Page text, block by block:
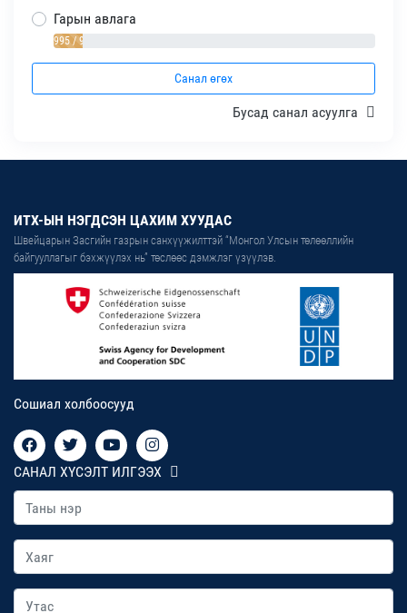
Гарын авлага
995 / 9%
Санал өгөх
Бусад санал асуулга
ИТХ-ЫН НЭГДСЭН ЦАХИМ ХУУДАС
Швейцарын Засгийн газрын санхүүжилттэй “Монгол Улсын төлөөллийн
байгууллагыг бэхжүүлэх нь” төслөөс дэмжлэг үзүүлэв.
Сошиал холбоосууд
САНАЛ ХҮСЭЛТ ИЛГЭЭХ